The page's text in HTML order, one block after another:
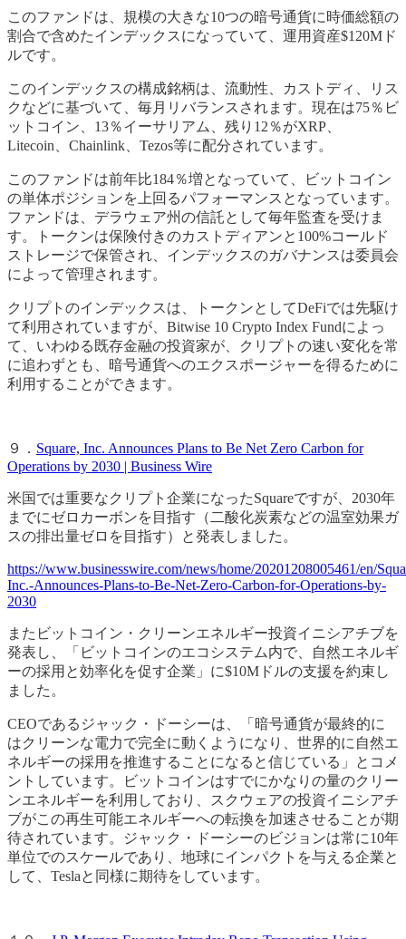
このファンドは、規模の大きな10つの暗号通貨に時価総額の
割合で含めたインデックスになっていて、運用資産$120Mド
ルです。
このインデックスの構成銘柄は、流動性、カストディ、リス
クなどに基づいて、毎月リバランスされます。現在は75％ビ
ットコイン、13％イーサリアム、残り12％がXRP、
Litecoin、Chainlink、Tezos等に配分されています。
このファンドは前年比184％増となっていて、ビットコイン
の単体ポジションを上回るパフォーマンスとなっています。
ファンドは、デラウェア州の信託として毎年監査を受けま
す。トークンは保険付きのカストディアンと100%コールド
ストレージで保管され、インデックスのガバナンスは委員会
によって管理されます。
クリプトのインデックスは、トークンとしてDeFiでは先駆け
て利用されていますが、Bitwise 10 Crypto Index Fundによっ
て、いわゆる既存金融の投資家が、クリプトの速い変化を常
に追わずとも、暗号通貨へのエクスポージャーを得るために
利用することができます。
９． Square, Inc. Announces Plans to Be Net Zero Carbon for
Operations by 2030 | Business Wire
米国では重要なクリプト企業になったSquareですが、2030年
までにゼロカーボンを目指す（二酸化炭素などの温室効果ガ
スの排出量ゼロを目指す）と発表しました。
https://www.businesswire.com/news/home/20201208005461/en/
Inc.-Announces-Plans-to-Be-Net-Zero-Carbon-for-Operations-by-
2030
またビットコイン・クリーンエネルギー投資イニシアチブを
発表し、「ビットコインのエコシステム内で、自然エネルギ
ーの採用と効率化を促す企業」に$10Mドルの支援を約束し
ました。
CEOであるジャック・ドーシーは、「暗号通貨が最終的に
はクリーンな電力で完全に動くようになり、世界的に自然エ
ネルギーの採用を推進することになると信じている」とコメ
ントしています。ビットコインはすでにかなりの量のクリー
ンエネルギーを利用しており、スクウェアの投資イニシアチ
ブがこの再生可能エネルギーへの転換を加速させることが期
待されています。ジャック・ドーシーのビジョンは常に10年
単位でのスケールであり、地球にインパクトを与える企業と
して、Teslaと同様に期待をしています。